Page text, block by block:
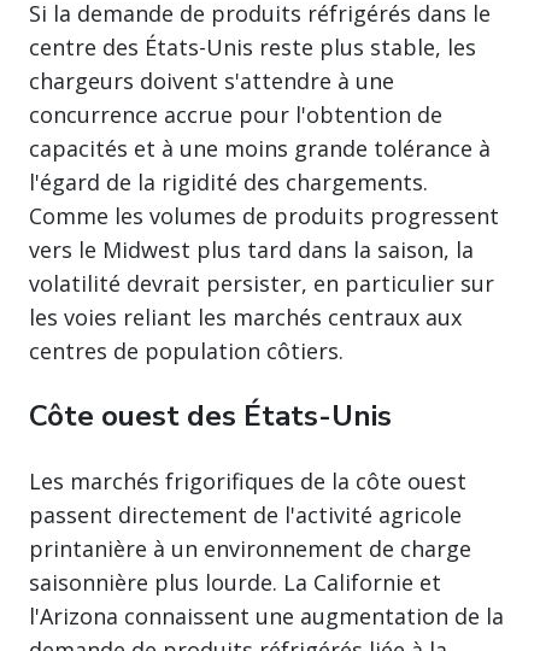
Si la demande de produits réfrigérés dans le
centre des États-Unis reste plus stable, les
chargeurs doivent s'attendre à une
concurrence accrue pour l'obtention de
capacités et à une moins grande tolérance à
l'égard de la rigidité des chargements.
Comme les volumes de produits progressent
vers le Midwest plus tard dans la saison, la
volatilité devrait persister, en particulier sur
les voies reliant les marchés centraux aux
centres de population côtiers.
Côte ouest des États-Unis
Les marchés frigorifiques de la côte ouest
passent directement de l'activité agricole
printanière à un environnement de charge
saisonnière plus lourde. La Californie et
l'Arizona connaissent une augmentation de la